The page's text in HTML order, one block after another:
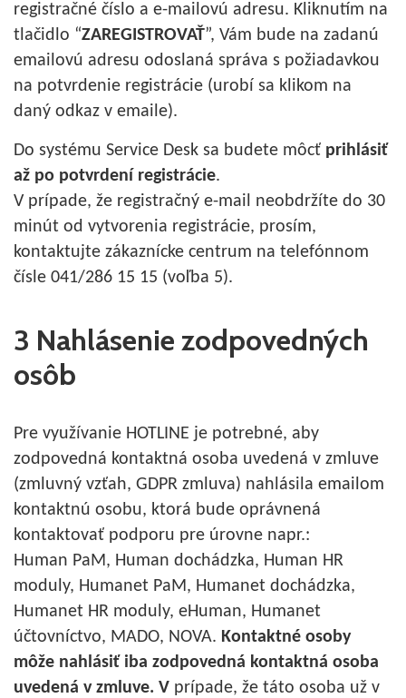
registračné číslo a e-mailovú adresu. Kliknutím na
tlačidlo “ZAREGISTROVAŤ”, Vám bude na zadanú
emailovú adresu odoslaná správa s požiadavkou
na potvrdenie registrácie (urobí sa klikom na
daný odkaz v emaile).
Do systému Service Desk sa budete môcť prihlásiť
až po potvrdení registrácie.
V prípade, že registračný e-mail neobdržíte do 30
minút od vytvorenia registrácie, prosím,
kontaktujte zákaznícke centrum na telefónnom
čísle 041/286 15 15 (voľba 5).
3 Nahlásenie zodpovedných
osôb
Pre využívanie HOTLINE je potrebné, aby
zodpovedná kontaktná osoba uvedená v zmluve
(zmluvný vzťah, GDPR zmluva) nahlásila emailom
kontaktnú osobu, ktorá bude oprávnená
kontaktovať podporu pre úrovne napr.:
Human PaM, Human dochádzka, Human HR
moduly, Humanet PaM, Humanet dochádzka,
Humanet HR moduly, eHuman, Humanet
účtovníctvo, MADO, NOVA. Kontaktné osoby
môže nahlásiť iba zodpovedná kontaktná osoba
uvedená v zmluve. V prípade, že táto osoba už v